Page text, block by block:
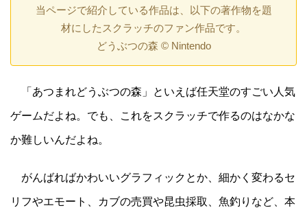
当ページで紹介している作品は、以下の著作物を題
材にしたスクラッチのファン作品です。
どうぶつの森 © Nintendo
「あつまれどうぶつの森」といえば任天堂のすごい人気
ゲームだよね。でも、これをスクラッチで作るのはなかな
か難しいんだよね。
がんばればかわいいグラフィックとか、細かく変わるセ
リフやエモート、カブの売買や昆虫採取、魚釣りなど、本